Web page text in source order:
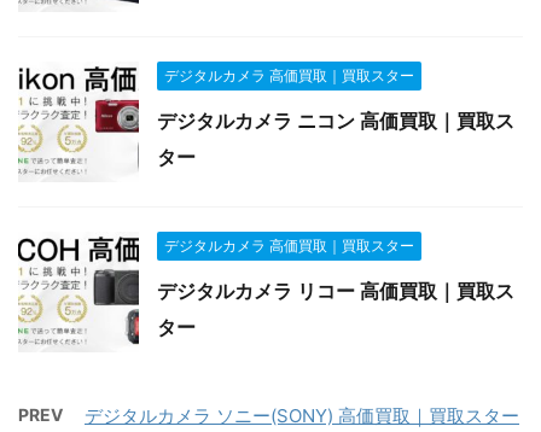
デジタルカメラ 高価買取｜買取スター
デジタルカメラ ニコン 高価買取｜買取ス
ター
デジタルカメラ 高価買取｜買取スター
デジタルカメラ リコー 高価買取｜買取ス
ター
PREV デジタルカメラ ソニー(SONY) 高価買取｜買取スター